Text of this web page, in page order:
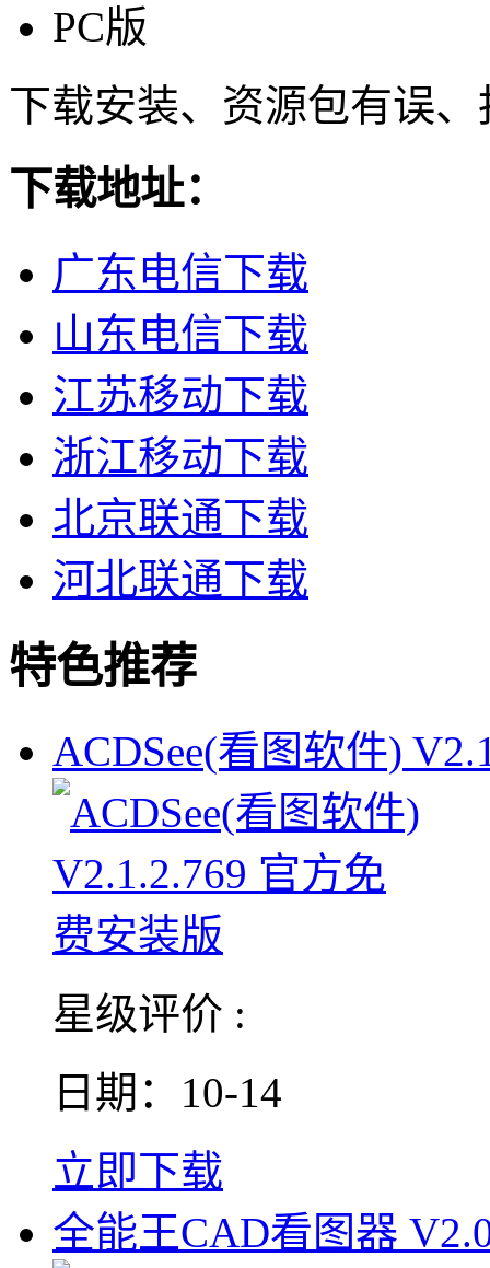
PC版
下载安装、资源包有误
下载地址：
广东电信下载
山东电信下载
江苏移动下载
浙江移动下载
北京联通下载
河北联通下载
特色推荐
ACDSee(看图软件)
星级评价 :
日期：10-14
立即下载
全能王CAD看图器